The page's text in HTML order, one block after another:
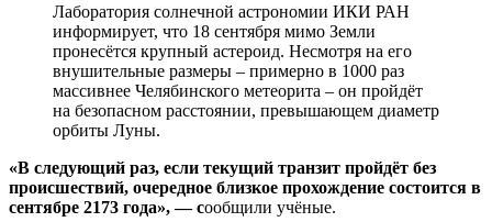
Лаборатория солнечной астрономии ИКИ РАН
информирует, что 18 сентября мимо Земли
пронесётся крупный астероид. Несмотря на его
внушительные размеры – примерно в 1000 раз
массивнее Челябинского метеорита – он пройдёт
на безопасном расстоянии, превышающем диаметр
орбиты Луны.
«В следующий раз, если текущий транзит пройдёт без
происшествий, очередное близкое прохождение состоится в
сентябре 2173 года», — сообщили учёные.